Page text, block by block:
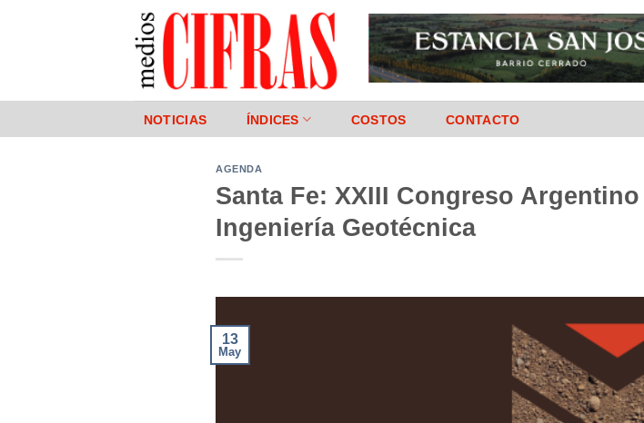
NOTICIAS ÍNDICES COSTOS CONTACTO
AGENDA
Santa Fe: XXIII Congreso
Ingeniería Geotécnica
13
May